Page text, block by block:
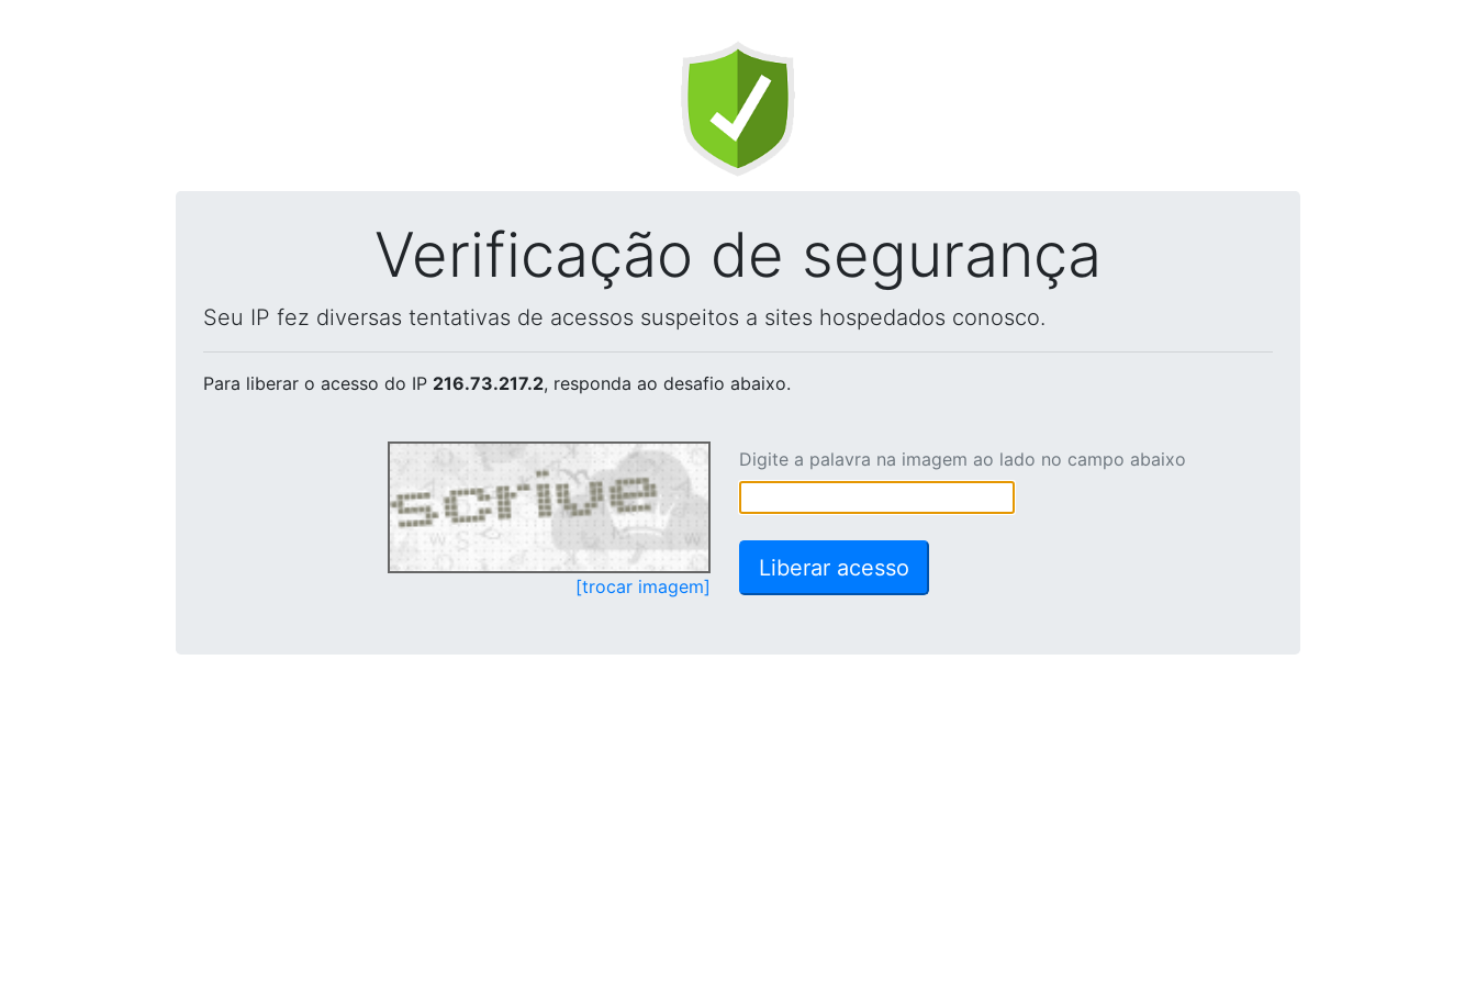
Verificação de segurança
Seu IP fez diversas tentativas de acessos suspeitos a sites hospedados conosco.
Para liberar o acesso do IP 216.73.217.2, responda ao desafio abaixo.
[trocar imagem]
Digite a palavra na imagem ao lado no campo abaixo